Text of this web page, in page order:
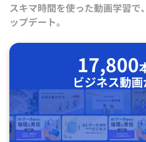
スキマ時間を使った動画学習で
ップデート。
17,800
ビジネス動